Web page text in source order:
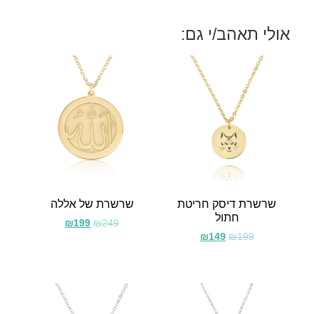
אולי תאהב/י גם:
שרשרת דיסק חריטת
חתול
₪199
₪149
שרשרת של אללה
₪249
₪199